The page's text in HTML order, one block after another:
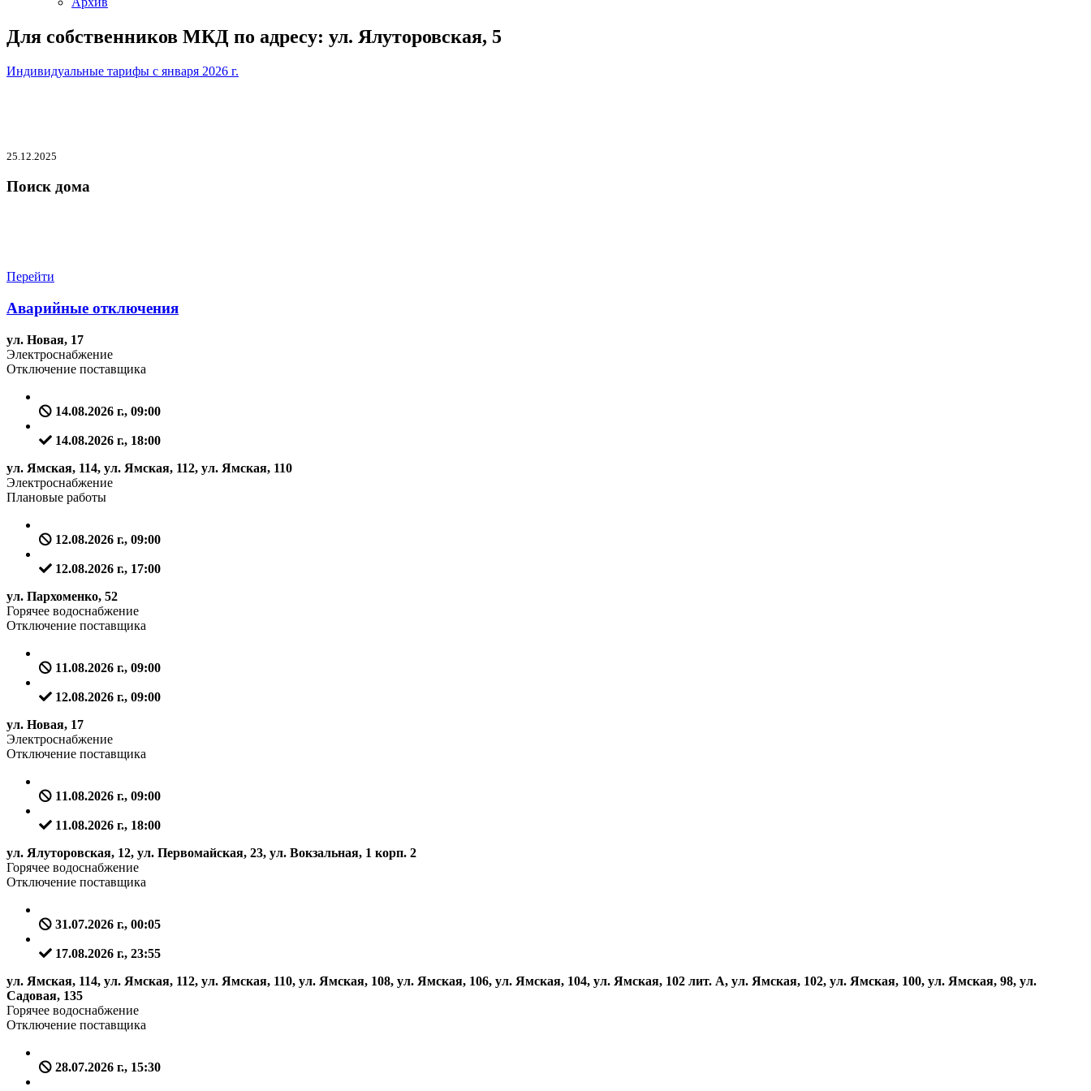
Для собственников МКД по адресу: ул. Ялуторовская, 5
Индивидуальные тарифы с января 2026 г.
25.12.2025
Поиск дома
Перейти
Аварийные отключения
ул. Новая, 17
Электроснабжение
Отключение поставщика
14.08.2026 г., 09:00
14.08.2026 г., 18:00
ул. Ямская, 114, ул. Ямская, 112, ул. Ямская, 110
Электроснабжение
Плановые работы
12.08.2026 г., 09:00
12.08.2026 г., 17:00
ул. Пархоменко, 52
Горячее водоснабжение
Отключение поставщика
11.08.2026 г., 09:00
12.08.2026 г., 09:00
ул. Новая, 17
Электроснабжение
Отключение поставщика
11.08.2026 г., 09:00
11.08.2026 г., 18:00
ул. Ялуторовская, 12, ул. Первомайская, 23, ул. Вокзальная, 1 корп. 2
Горячее водоснабжение
Отключение поставщика
31.07.2026 г., 00:05
17.08.2026 г., 23:55
ул. Ямская, 114, ул. Ямская, 112, ул. Ямская, 110, ул. Ямская, 108, ул. Ямская, 106, ул. Ямская, 104, ул. Ямская, 102 лит. А, ул. Ямская, 102, ул. Ямская, 100, ул. Ямская, 98, ул.
Садовая, 135
Горячее водоснабжение
Отключение поставщика
28.07.2026 г., 15:30